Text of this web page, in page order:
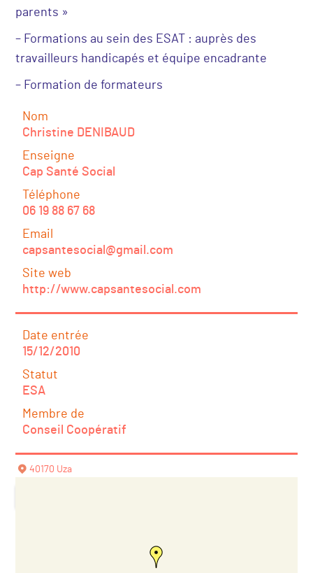
Nom
Christine DENIBAUD
Enseigne
Cap Santé Social
Téléphone
06 19 88 67 68
Email
capsantesocial@gmail.com
Site web
http://www.capsantesocial.com
parents »
– Formations au sein des ESAT : auprès des
travailleurs handicapés et équipe encadrante
– Formation de formateurs
Date entrée
15/12/2010
Statut
ESA
Membre de
Conseil Coopératif
40170 Uza